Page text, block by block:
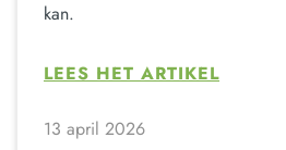
kan.
LEES HET ARTIKEL
13 april 2026